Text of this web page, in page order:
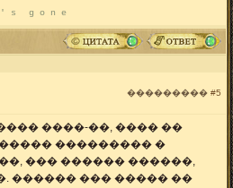
s g o n e
��������� #5
����-��, ���� ��
��������� �
��� ������ ������,
������ ��� ����� ��